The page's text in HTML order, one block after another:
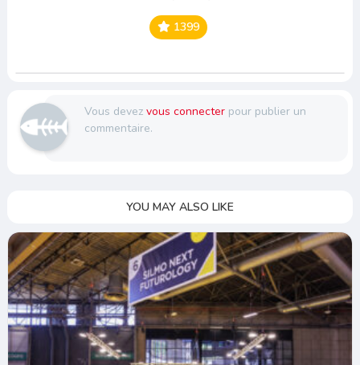
1399
Vous devez vous connecterpour publier un
commentaire.
YOU MAY ALSO LIKE